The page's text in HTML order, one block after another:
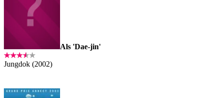
Als 'Dae-jin'
Jungdok (2002)